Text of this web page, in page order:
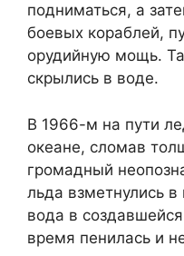
подниматься, а
боевых кораблей,
орудийную мощь.
скрылись в воде.
В 1966-м на пути
океане, сломав
громадный
льда взметнулись в
вода в
время пенилась и